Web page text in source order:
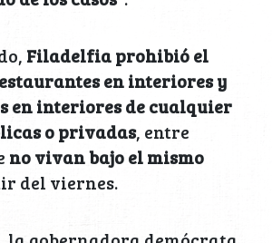
Filadelfia prohibió el
en interiores y
en interiores de cualquier
o privadas , entre
no vivan bajo el mismo
del viernes.